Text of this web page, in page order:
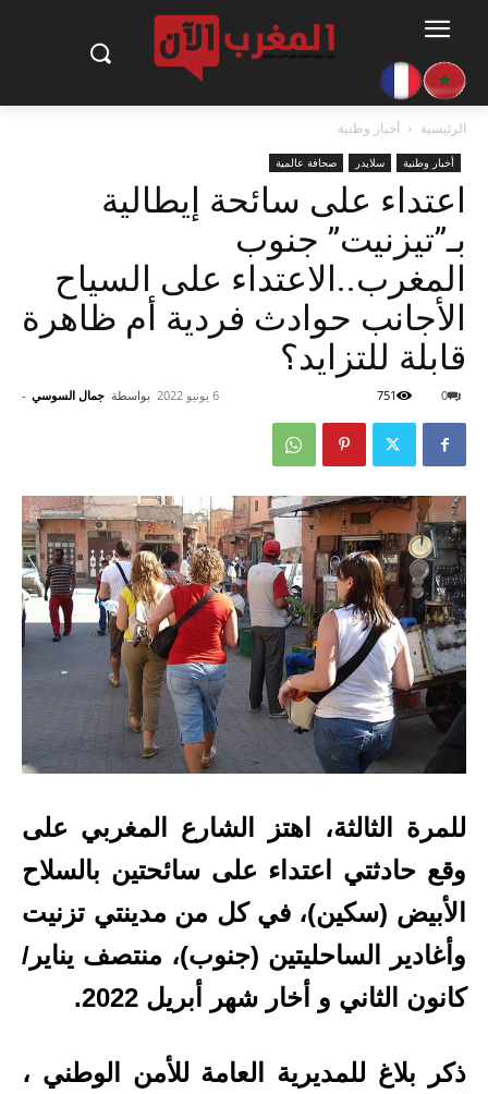
الرئيسية أخبار وطنية
أخبار وطنية سلايدر صحافة عالمية
اعتداء على سائحة إيطالية
بـ”تيزنيت” جنوب
المغرب..الاعتداء على السياح
الأجانب حوادث فردية أم ظاهرة
قابلة للتزايد؟
بواسطة جمال السوسي - 6 يونيو 2022 0
751
للمرة الثالثة، اهتز الشارع المغربي على
وقع حادثتي اعتداء على سائحتين بالسلاح
الأبيض (سكين)، في كل من مدينتي تزنيت
وأغادير الساحليتين (جنوب)، منتصف يناير/
كانون الثاني و أخار شهر أبريل 2022.
ذكر بلاغ للمديرية العامة للأمن الوطني ،